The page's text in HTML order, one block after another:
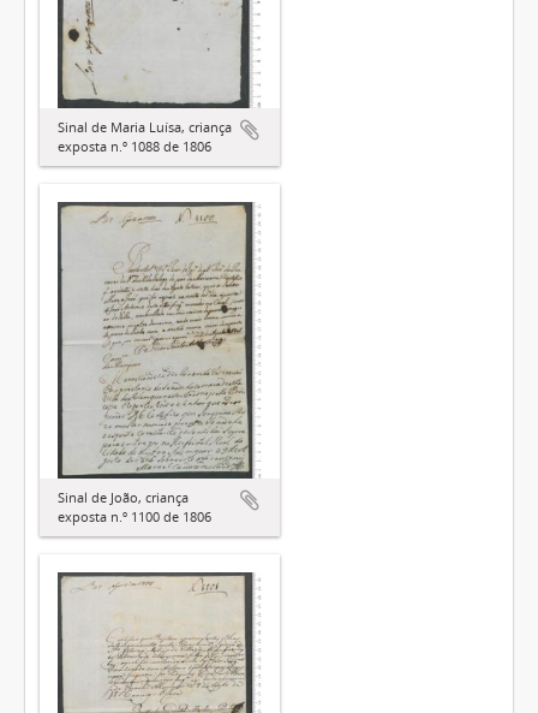
Sinal de Maria Luísa, criança
exposta n.º 1088 de 1806
Sinal de João, criança
exposta n.º 1100 de 1806